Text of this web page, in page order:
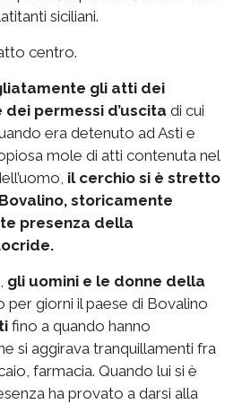
siciliani.
centro.
gli atti dei
permessi d’uscita di cui
era detenuto ad Asti e
mole di atti contenuta nel
il cerchio si è stretto
storicamente
presenza della
gli uomini e le donne della
per giorni il paese di Bovalino
fino a quando hanno
si aggirava tranquillamenti fra
farmacia. Quando lui si è
ha provato a darsi alla